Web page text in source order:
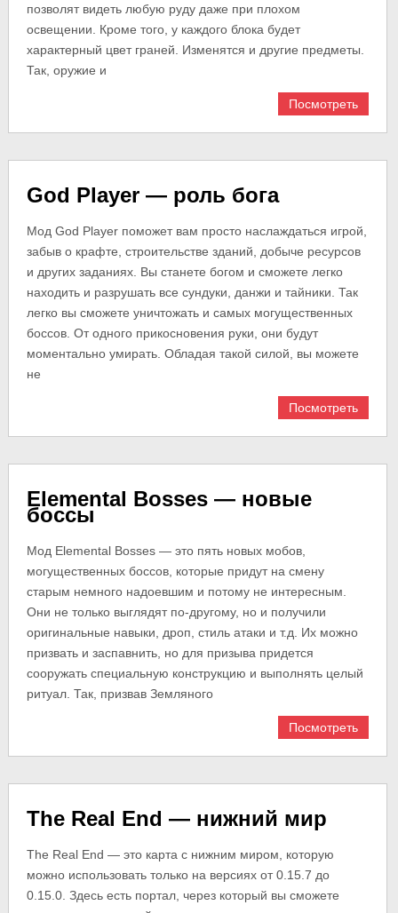
позволят видеть любую руду даже при плохом
освещении. Кроме того, у каждого блока будет
характерный цвет граней. Изменятся и другие предметы.
Так, оружие и
Посмотреть
God Player — роль бога
Мод God Player поможет вам просто наслаждаться игрой,
забыв о крафте, строительстве зданий, добыче ресурсов
и других заданиях. Вы станете богом и сможете легко
находить и разрушать все сундуки, данжи и тайники. Так
легко вы сможете уничтожать и самых могущественных
боссов. От одного прикосновения руки, они будут
моментально умирать. Обладая такой силой, вы можете
не
Посмотреть
Elemental Bosses — новые
боссы
Мод Elemental Bosses — это пять новых мобов,
могущественных боссов, которые придут на смену
старым немного надоевшим и потому не интересным.
Они не только выглядят по-другому, но и получили
оригинальные навыки, дроп, стиль атаки и т.д. Их можно
призвать и заспавнить, но для призыва придется
сооружать специальную конструкцию и выполнять целый
ритуал. Так, призвав Земляного
Посмотреть
The Real End — нижний мир
The Real End — это карта с нижним миром, которую
можно использовать только на версиях от 0.15.7 до
0.15.0. Здесь есть портал, через который вы сможете